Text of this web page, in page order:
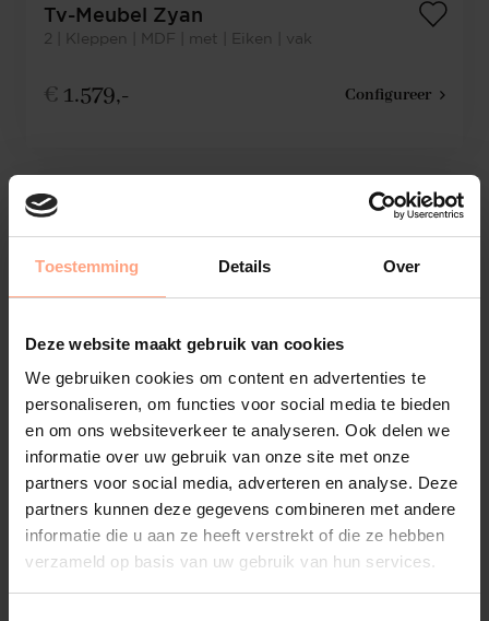
Toestemming Details Over
Deze website maakt gebruik van cookies
We gebruiken cookies om content en advertenties te
personaliseren, om functies voor social media te bieden
en om ons websiteverkeer te analyseren. Ook delen we
informatie over uw gebruik van onze site met onze
partners voor social media, adverteren en analyse. Deze
partners kunnen deze gegevens combineren met andere
informatie die u aan ze heeft verstrekt of die ze hebben
verzameld op basis van uw gebruik van hun services.
Tv-Meubel Zyan
2 | Kleppen | MDF | met | Eiken | vak
€ 1.579,- Configureer